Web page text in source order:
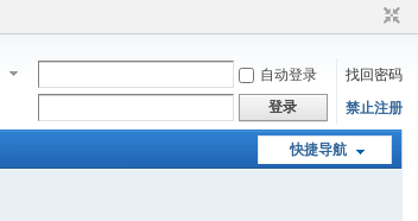
自动登录
找回密码
登录 禁止注册
快捷导航